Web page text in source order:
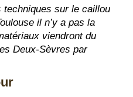
sur le caillou
il n’y a pas la
viendront du
Deux-Sèvres par